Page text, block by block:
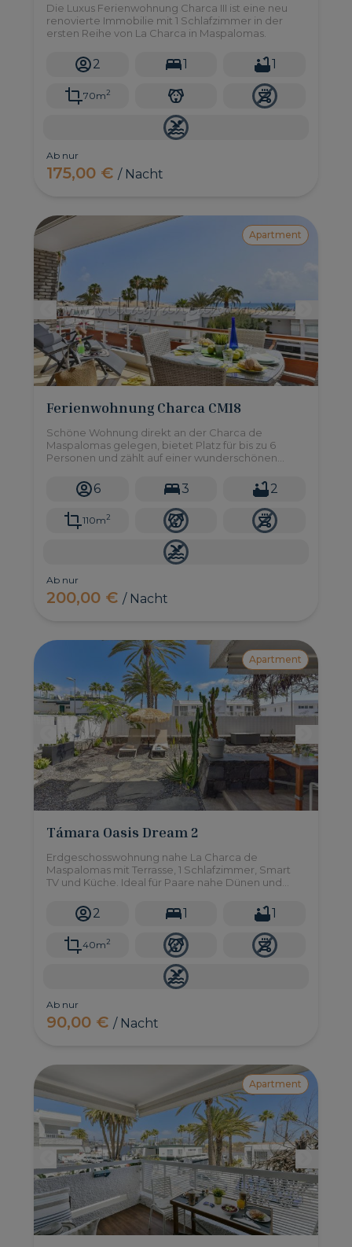
Die Luxus Ferienwohnung Charca III ist eine neu
renovierte Immobilie mit 1 Schlafzimmer in der
ersten Reihe von La Charca in Maspalomas.
2 1 1
70m2
Ab nur
175,00 €/ Nacht
Apartment
Ferienwohnung Charca CM18
Schöne Wohnung direkt an der Charca de
Maspalomas gelegen, bietet Platz für bis zu 6
Personen und zählt auf einer wunderschönen
6 3 2
110m2
Ab nur
200,00 €/ Nacht
Apartment
Támara Oasis Dream 2
Erdgeschosswohnung nahe La Charca de
Maspalomas mit Terrasse, 1 Schlafzimmer, Smart
TV und Küche. Ideal für Paare nahe Dünen und
2 1 1
40m2
Ab nur
90,00 €/ Nacht
Apartment